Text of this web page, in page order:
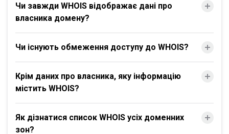
Чи завжди WHOIS відображає дані про
власника домену?
Чи існують обмеження доступу до WHOIS?
Крім даних про власника, яку інформацію
містить WHOIS?
Як дізнатися список WHOIS усіх доменних
зон?